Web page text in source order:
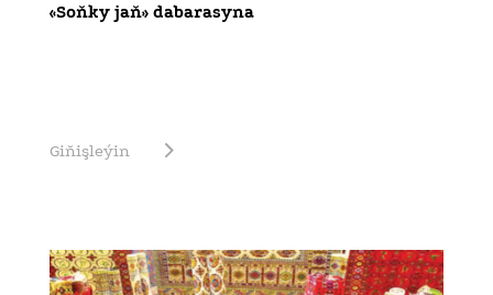
«Soňky jaň» dabarasyna
Giňişleýin